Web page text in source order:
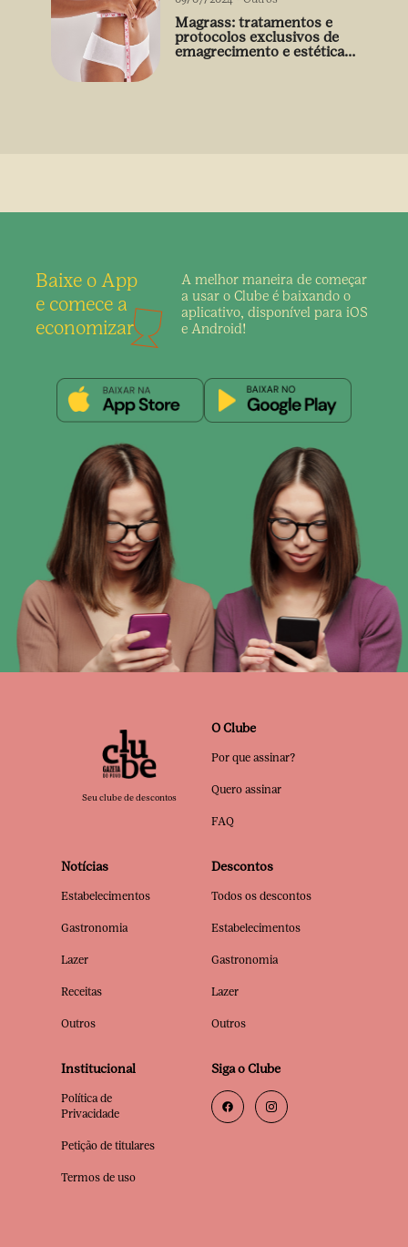
Magrass: tratamentos e
protocolos exclusivos de
emagrecimento e estética
Baixe o App
e comece a
economizar
A melhor maneira de começar
a usar o Clube é baixando o
aplicativo, disponível para iOS
e Android!
Seu clube de descontos
O Clube
Por que assinar?
Quero assinar
FAQ
Notícias
Estabelecimentos
Gastronomia
Lazer
Receitas
Outros
Descontos
Todos os descontos
Estabelecimentos
Gastronomia
Lazer
Outros
Institucional
Política de
Privacidade
Petição de titulares
Termos de uso
Siga o Clube